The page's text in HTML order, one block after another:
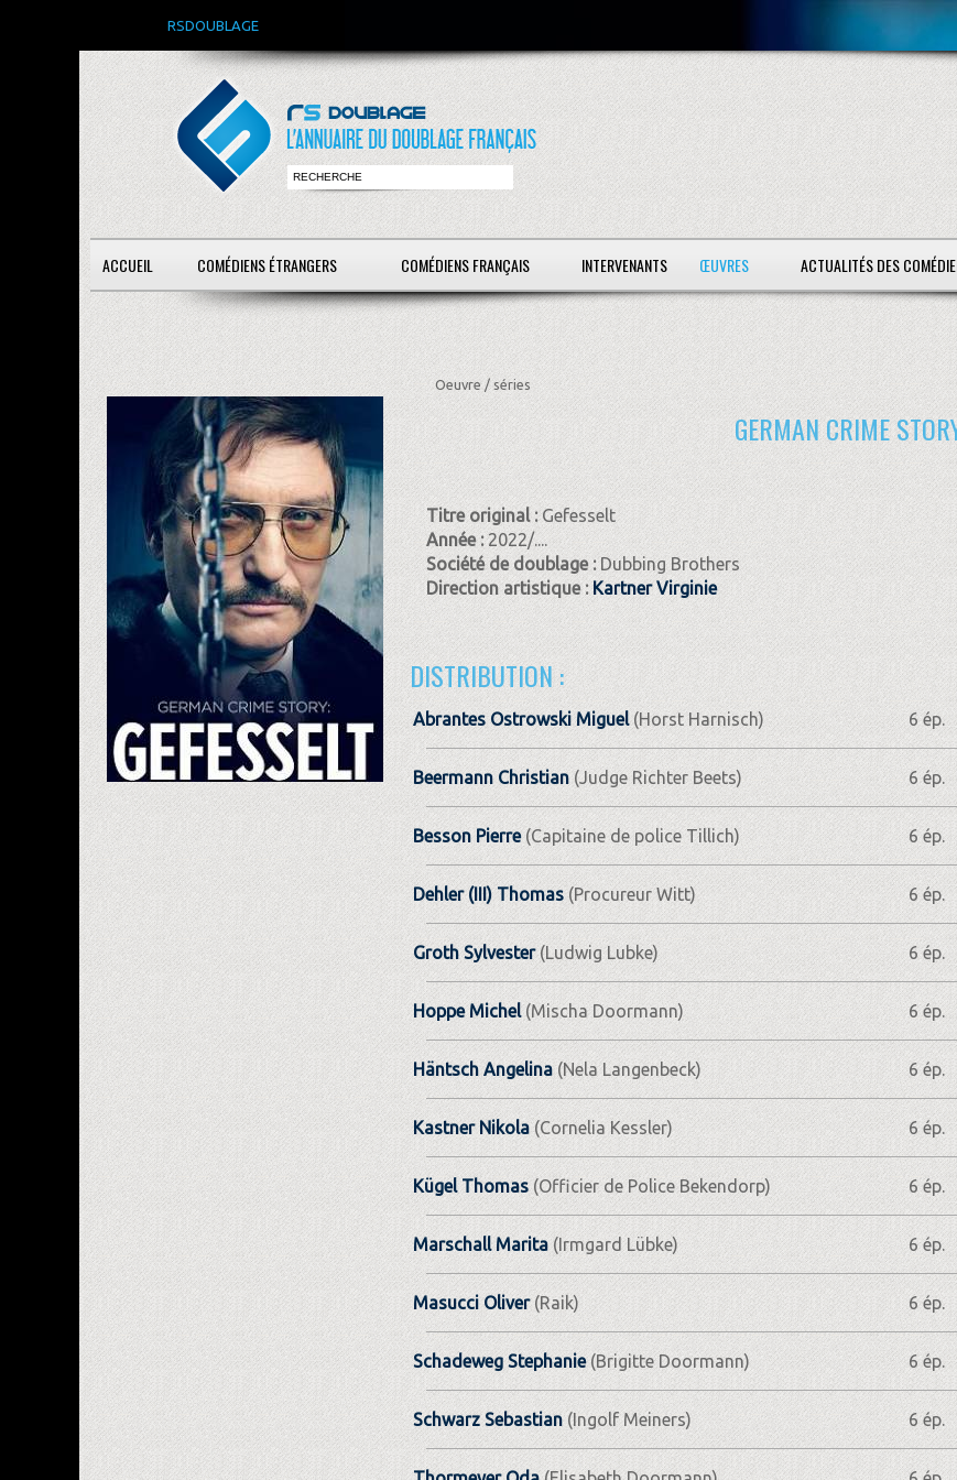
RSDOUBLAGE
ACCUEIL COMÉDIENS ÉTRANGERS COMÉDIENS FRANÇAIS INTERVENANTS ŒUVRES ACTUALITÉS DES
Oeuvre / séries
GERMAN CRIME
Titre original :Gefesselt
Année :2022/....
Société de doublage :Dubbing Brothers
Direction artistique : Kartner Virginie
DISTRIBUTION :
Abrantes Ostrowski Miguel(Horst Harnisch) 6 ép.
Beermann Christian(Judge Richter Beets) 6 ép.
Besson Pierre(Capitaine de police Tillich) 6 ép.
Dehler (III) Thomas(Procureur Witt) 6 ép.
Groth Sylvester(Ludwig Lubke) 6 ép.
Hoppe Michel(Mischa Doormann) 6 ép.
Häntsch Angelina(Nela Langenbeck) 6 ép.
Kastner Nikola(Cornelia Kessler) 6 ép.
Kügel Thomas(Officier de Police Bekendorp) 6 ép.
Marschall Marita (Irmgard Lübke) 6 ép.
Masucci Oliver(Raik) 6 ép.
Schadeweg Stephanie(Brigitte Doormann) 6 ép.
Schwarz Sebastian(Ingolf Meiners) 6 ép.